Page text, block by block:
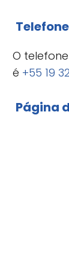
Telefone
O
é +55 19
Página